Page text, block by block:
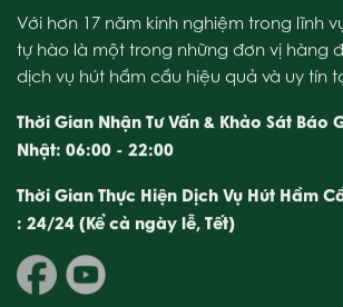
Với hơn 17 năm kinh nghiệm trong lĩnh
tự hào là một trong những đơn vị hàng
dịch vụ hút hầm cầu hiệu quả và uy tín
Thời Gian Nhận Tư Vấn & Khảo Sát Báo
Nhật: 06:00 - 22:00
Thời Gian Thực Hiện Dịch Vụ Hút Hầm
: 24/24 (Kể cả ngày lễ, Tết)